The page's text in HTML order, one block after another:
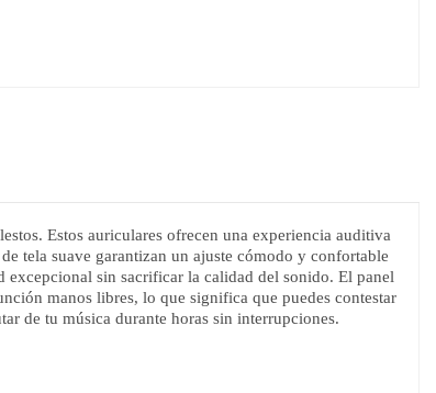
Estos auriculares ofrecen una experiencia auditiva
tela suave garantizan un ajuste cómodo y confortable
excepcional sin sacrificar la calidad del sonido. El panel
manos libres, lo que significa que puedes contestar
de tu música durante horas sin interrupciones.